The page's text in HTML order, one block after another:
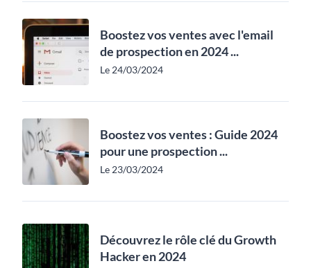
Boostez vos ventes avec l'email
de prospection en 2024 ...
Le 24/03/2024
Boostez vos ventes : Guide 2024
pour une prospection ...
Le 23/03/2024
Découvrez le rôle clé du Growth
Hacker en 2024